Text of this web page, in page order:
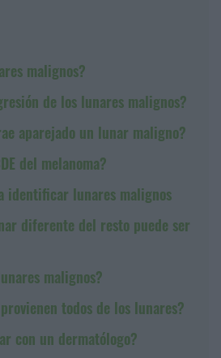
malignos?
de los lunares malignos?
aparejado un lunar maligno?
del melanoma?
identificar lunares malignos
diferente del resto puede ser
malignos?
todos de los lunares?
con un dermatólogo?